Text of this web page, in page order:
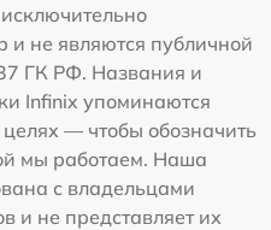
и не являются публичной
ГК РФ. Названия и
Infinix упоминаются
— чтобы обозначить
мы работаем. Наша
с владельцами
и не представляет их